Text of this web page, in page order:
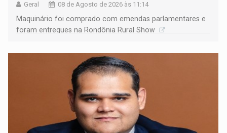
Geral 08 de Agosto de 2026 às 11:14
Maquinário foi comprado com emendas parlamentares e
foram entregues na Rondônia Rural Show